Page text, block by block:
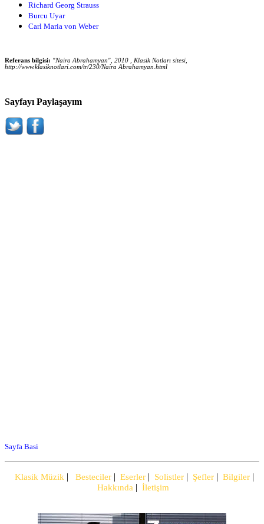
Richard Georg Strauss
Burcu Uyar
Carl Maria von Weber
Referans bilgisi: "Naira Abrahamyan", 2010 , Klasik Notları sitesi,
http://www.klasiknotlari.com/tr/230/Naira Abrahamyan.html
Sayfayı Paylaşayım
Sayfa Basi
Klasik Müzik | Besteciler | Eserler | Solistler | Şefler | Bilgiler |
Hakkında | İletişim